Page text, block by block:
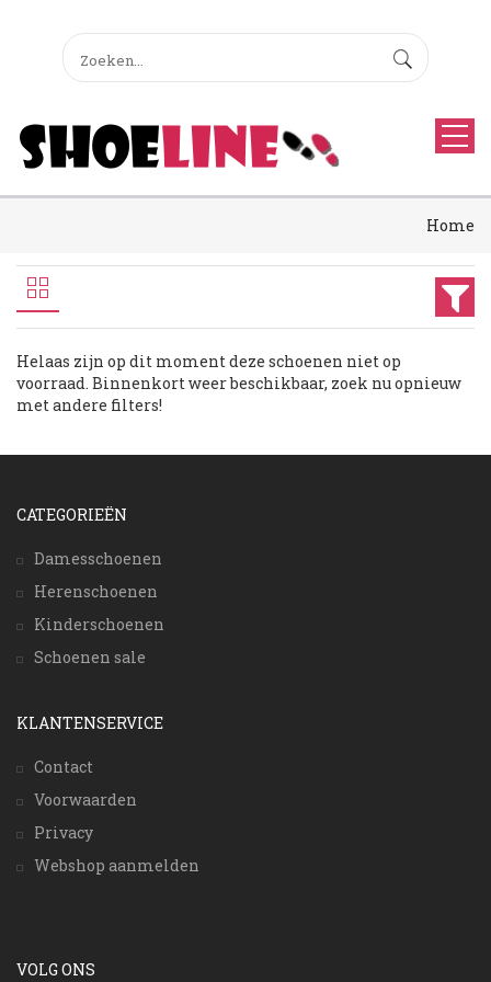
Home
Helaas zijn op dit moment deze schoenen niet op
voorraad. Binnenkort weer beschikbaar, zoek nu opnieuw
met andere filters!
CATEGORIEËN
Damesschoenen
Herenschoenen
Kinderschoenen
Schoenen sale
KLANTENSERVICE
Contact
Voorwaarden
Privacy
Webshop aanmelden
VOLG ONS